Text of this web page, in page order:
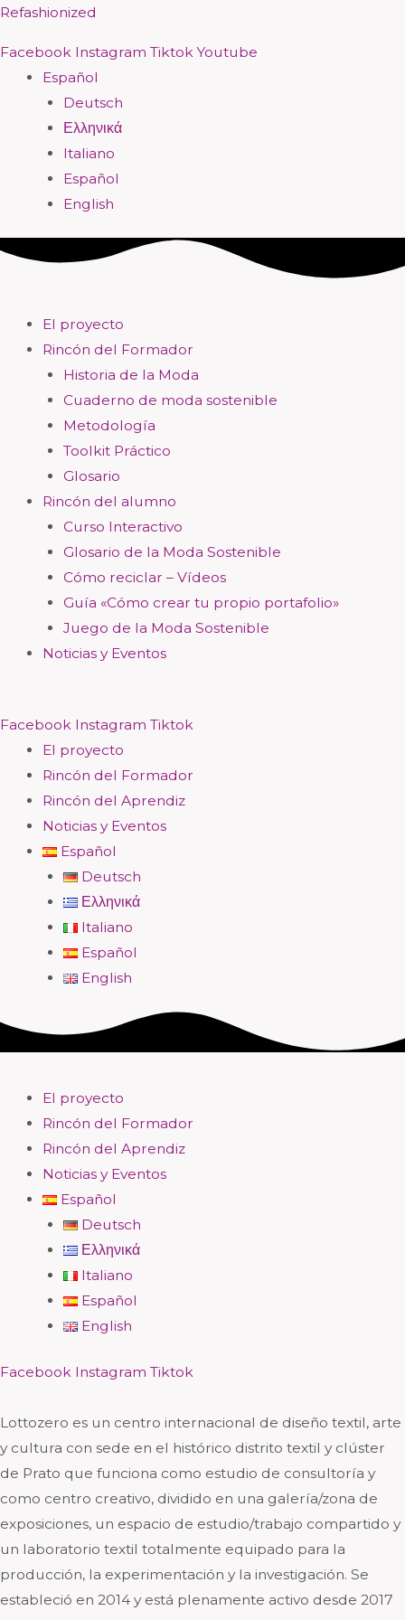
Ir
contenido
Refashionized
Facebook Instagram Tiktok Youtube
Menú
Español
Deutsch
Ελληνικά
Italiano
Español
English
Menú
El proyecto
Rincón del Formador
Historia de la Moda
Cuaderno de moda sostenible
Metodología
Toolkit Práctico
Glosario
Rincón del alumno
Curso Interactivo
Glosario de la Moda Sostenible
Cómo reciclar – Vídeos
Guía «Cómo crear tu propio portafolio»
Juego de la Moda Sostenible
Noticias y Eventos
Facebook Instagram Tiktok
Menú
El proyecto
Rincón del Formador
Rincón del Aprendiz
Noticias y Eventos
Español
Deutsch
Ελληνικά
Italiano
Español
English
Menú
El proyecto
Rincón del Formador
Rincón del Aprendiz
Noticias y Eventos
Español
Deutsch
Ελληνικά
Italiano
Español
English
Facebook Instagram Tiktok
Lottozero es un centro internacional de diseño textil, arte
y cultura con sede en el histórico distrito textil y clúster
de Prato que funciona como estudio de consultoría y
como centro creativo, dividido en una galería/zona de
exposiciones, un espacio de estudio/trabajo compartido y
un laboratorio textil totalmente equipado para la
producción, la experimentación y la investigación. Se
estableció en 2014 y está plenamente activo desde 2017
Menú
Menú
Menú
Menú